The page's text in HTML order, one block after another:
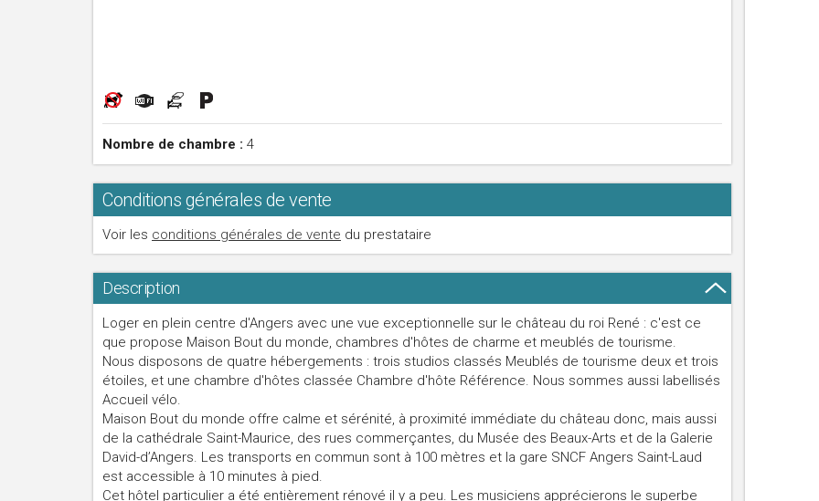
Nombre de chambre : 4
Conditions générales de vente
Voir les conditions générales de vente du prestataire
Description
Loger en plein centre d'Angers avec une vue exceptionnelle sur le château du roi René : c'est ce
que propose Maison Bout du monde, chambres d'hôtes de charme et meublés de tourisme.
Nous disposons de quatre hébergements : trois studios classés Meublés de tourisme deux et trois
étoiles, et une chambre d'hôtes classée Chambre d'hôte Référence. Nous sommes aussi labellisés
Accueil vélo.
Maison Bout du monde offre calme et sérénité, à proximité immédiate du château donc, mais aussi
de la cathédrale Saint-Maurice, des rues commerçantes, du Musée des Beaux-Arts et de la Galerie
David-d’Angers. Les transports en commun sont à 100 mètres et la gare SNCF Angers Saint-Laud
est accessible à 10 minutes à pied.
Cet hôtel particulier a été entièrement rénové il y a peu. Les musiciens apprécierons le superbe